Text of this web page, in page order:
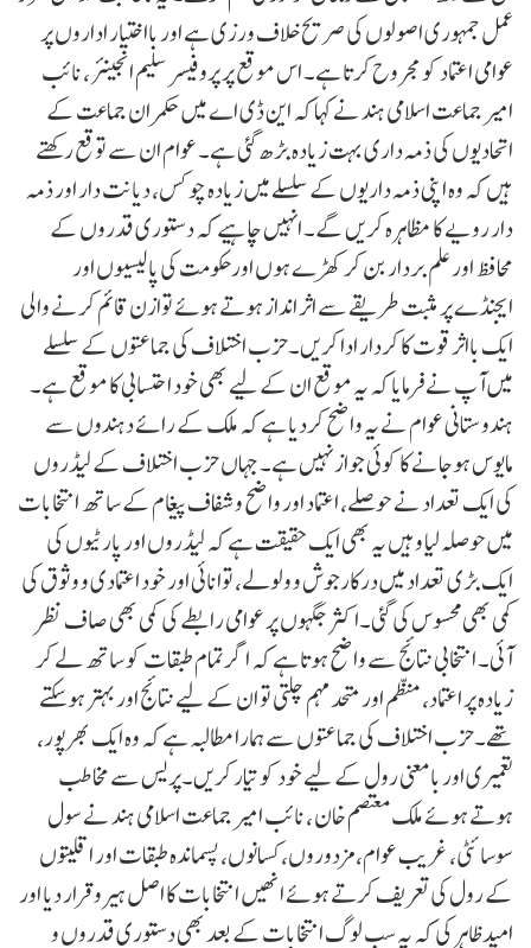
عمل جمہوری اصولوں کی صریح خلاف ورزی ہے اور بااختیار اداروں پر
عوامی اعتماد کو مجروح کرتا ہے۔ اس موقع پر پروفیسر سلیم انجینئر ، نائب
امیر جماعت اسلامی ہند نے کہا کہ این ڈی اے میں حکمران جماعت کے
اتحادیوں کی ذمہ داری بہت زیادہ بڑھ گئی ہے۔ عوام ان سے توقع رکھتے
ہیں کہ وہ اپنی ذمہ داریوں کے سلسلے میں زیادہ چوکس، دیانت دار اور ذمہ
دار رویے کا مظاہرہ کریں گے۔ انہیں چاہیے کہ دستوری قدروں کے
محافظ اور علم بردار بن کر کھڑے ہوں اورحکومت کی پالیسیوں اور
ایجنڈے پر مثبت طریقے سے اثر انداز ہوتے ہوئے توازن قائم کرنے والی
ایک بااثر قوت کا کردار ادا کریں۔حزب اختلاف کی جماعتوں کے سلسلے
میں آپ نے فرمایا کہ یہ موقع ان کے لیے بھی خود احتسابی کا موقع ہے۔
ہندوستانی عوام نے یہ واضح کردیا ہے کہ ملک کے رائے دہندوں سے
مایوس ہوجانے کا کوئی جواز نہیں ہے۔ جہاں حزب اختلاف کے لیڈروں
کی ایک تعداد نے حوصلے، اعتماد اور واضح و شفاف پیغام کے ساتھ انتخابات
میں حوصلہ لیا وہیں یہ بھی ایک حقیقت ہے کہ لیڈروں اور پارٹیوں کی
ایک بڑی تعداد میں درکارجوش و ولولے، توانائی اور خود اعتمادی و وثوق کی
کمی بھی محسوس کی گئی۔اکثر جگہوں پر عوامی رابطے کی کمی بھی صاف نظر
آئی۔ انتخابی نتائج سے واضح ہوتا ہے کہ اگر تمام طبقات کو ساتھ لے کر
زیادہ پر اعتماد، منظم اور متحد مہم چلتی تو ان کے لیے نتائج اور بہتر ہوسکتے
تھے۔حزب اختلاف کی جماعتوں سے ہمارا مطالبہ ہے کہ وہ ایک بھرپور،
تعمیری اور بامعنی رول کے لیے خود کو تیار کریں۔پریس سے مخاطب
ہوتے ہوئے ملک معتصم خان ، نائب امیر جماعت اسلامی ہند نے سول
سوسائٹی، غریب عوام، مزدوروں، کسانوں، پسماندہ طبقات اور اقلیتوں
کے رول کی تعریف کرتے ہوئے انھیں انتخابات کا اصل ہیرو قرار دیا اور
امید ظاہر کی کہ یہ سب لوگ انتخابات کے بعد بھی دستوری قدروں و